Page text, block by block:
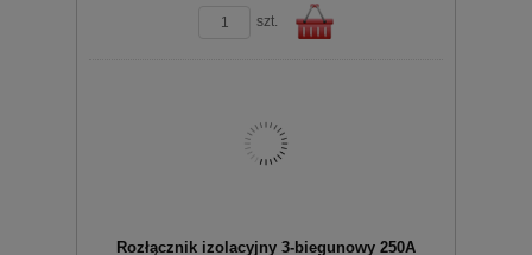
szt.
Rozłącznik izolacyjny 3-biegunowy 250A